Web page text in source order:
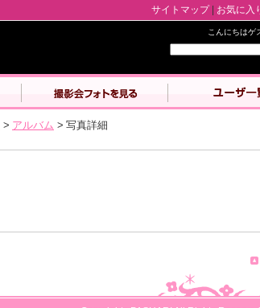
サイトマップ| お気に入
こんにちはゲ
> アルバム > 写真詳細